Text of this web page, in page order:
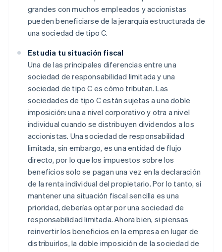
grandes con muchos empleados y accionistas
pueden beneficiarse de la jerarquía estructurada de
una sociedad de tipo C.
Estudia tu situación fiscal
Una de las principales diferencias entre una
sociedad de responsabilidad limitada y una
sociedad de tipo C es cómo tributan. Las
sociedades de tipo C están sujetas a una doble
imposición: una a nivel corporativo y otra a nivel
individual cuando se distribuyen dividendos a los
accionistas. Una sociedad de responsabilidad
limitada, sin embargo, es una entidad de flujo
directo, por lo que los impuestos sobre los
beneficios solo se pagan una vez en la declaración
de la renta individual del propietario. Por lo tanto, si
mantener una situación fiscal sencilla es una
prioridad, deberías optar por una sociedad de
responsabilidad limitada. Ahora bien, si piensas
reinvertir los beneficios en la empresa en lugar de
distribuirlos, la doble imposición de la sociedad de